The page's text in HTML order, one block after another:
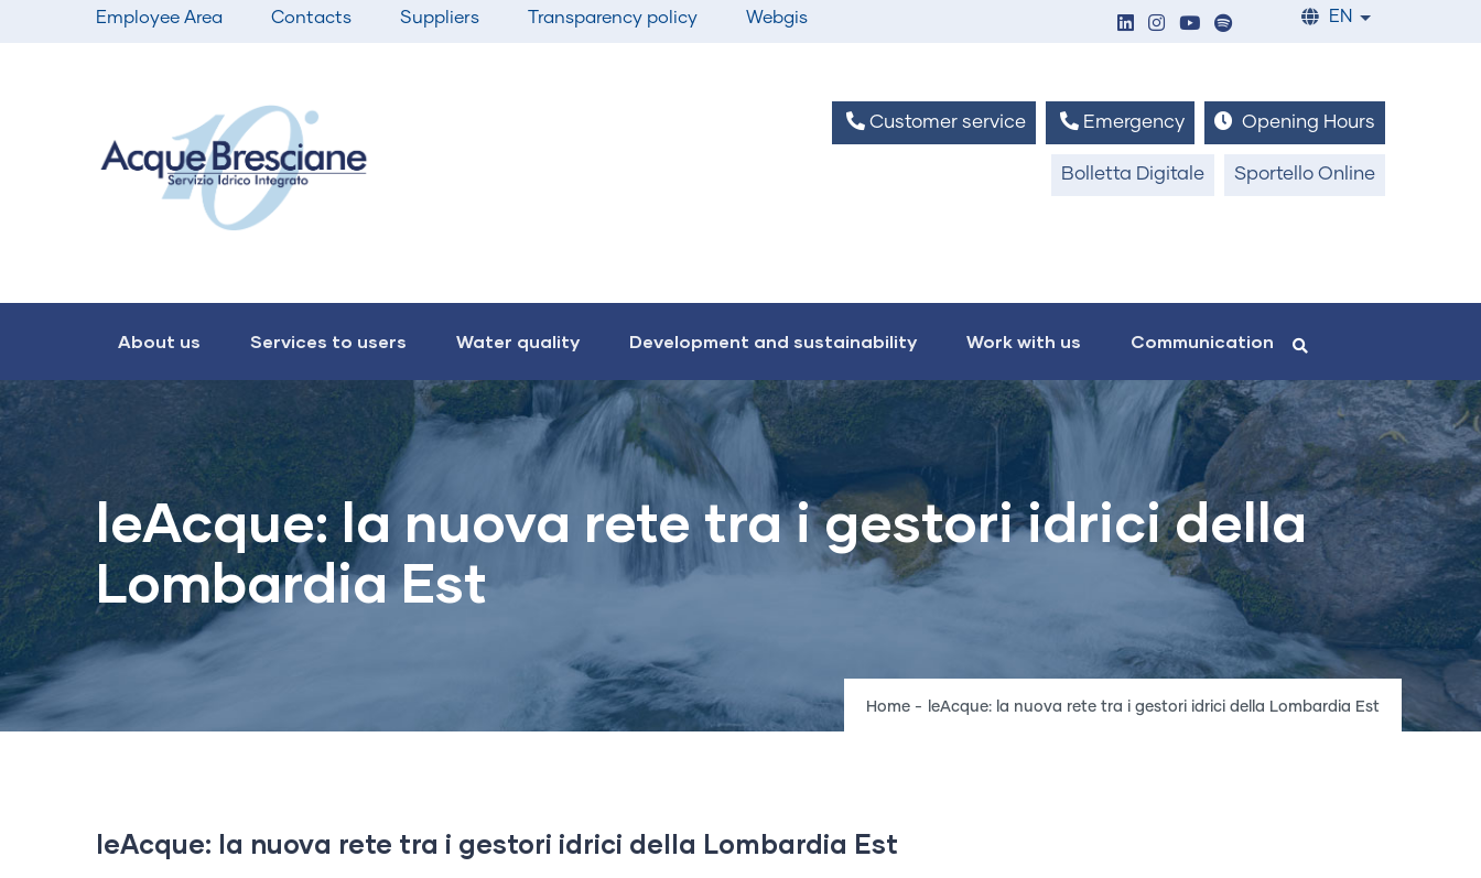
Top
Employee Area Contacts Suppliers Transparency policy Webgis EN List
Customer service Emergency Opening Hours
Bolletta Digitale Sportello Online
navigation
About us Services to users Water quality Development and sustainability Work with us Communication
leAcque: la nuova rete tra i gestori idrici della
Lombardia Est
Breadcrumb
Home - leAcque: la nuova rete tra i gestori idrici della Lombardia Est
leAcque: la nuova rete tra i gestori idrici della Lombardia Est